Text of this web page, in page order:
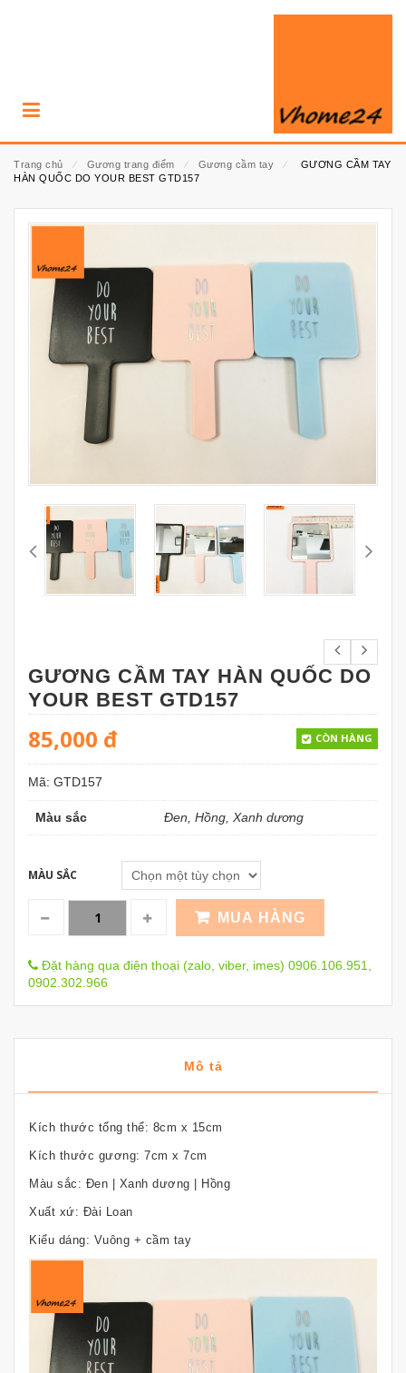
Trang chủ ⁄ Gương trang điểm ⁄ Gương cầm tay ⁄
GƯƠNG CẦM TAY
HÀN QUỐC DO YOUR BEST GTD157
GƯƠNG CẦM TAY HÀN QUỐC DO
YOUR BEST GTD157
85,000 đ CÒN HÀNG
Mã: GTD157
Màu sắc Đen, Hồng, Xanh dương
MÀU SẮC
MUA HÀNG
Đặt hàng qua điện thoại (zalo, viber, imes) 0906.106.951,
0902.302.966
Mô tả
Kích thước tổng thể: 8cm x 15cm
Kích thước gương: 7cm x 7cm
Màu sắc: Đen | Xanh dương | Hồng
Xuất xứ: Đài Loan
Kiểu dáng: Vuông + cầm tay